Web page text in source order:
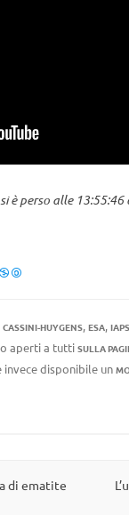
è perso alle
CASSINI-HUYGENS, ESA,
aperti a tuttiSULLA
invece disponibile un
di ematite